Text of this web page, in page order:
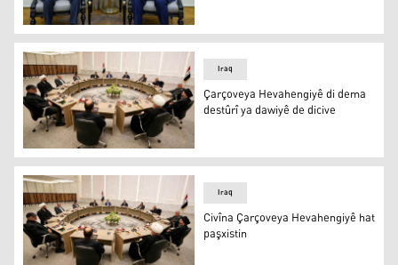
Mihemed Şiya Sûdanî û Elî Zeydî
Çarçoveya Hevahengiyê di dema destûrî ya dawiyê de
Iraq
Çarçoveya Hevahengiyê di dema
destûrî ya dawiyê de dicive
Iraq
Civîna Çarçoveya Hevahengiyê hat
paşxistin